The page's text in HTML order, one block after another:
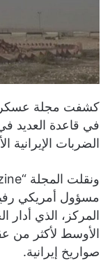
كشفت مجلة عسكرية
في قاعدة العديد
الضربات الإيرانية
مسؤول أمريكي
المركز، الذي أدار
الأوسط لأكثر من
صواريخ إيرانية.